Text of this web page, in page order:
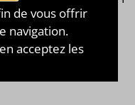
de vous offrir
navigation.
acceptez les